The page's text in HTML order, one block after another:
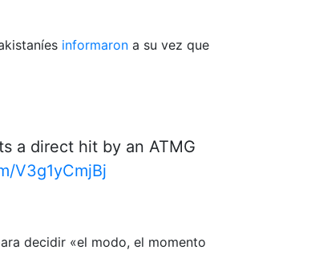
informaron a su vez que
a direct hit by an ATMG
V3g1yCmjBj
decidir «el modo, el momento